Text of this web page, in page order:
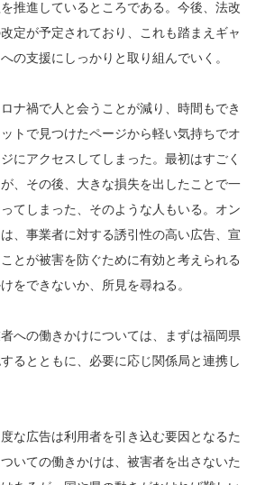
推進しているところである。今後、法改
定が予定されており、これも踏まえギャ
の支援にしっかりと取り組んでいく。
禍で人と会うことが減り、時間もでき
トで見つけたページから軽い気持ちでオ
にアクセスしてしまった。最初はすごく
、その後、大きな損失を出したことで一
てしまった、そのような人もいる。オン
、事業者に対する誘引性の高い広告、宣
とが被害を防ぐために有効と考えられる
をできないか、所見を尋ねる。
の働きかけについては、まずは福岡県
るとともに、必要に応じ関係局と連携し
広告は利用者を引き込む要因となるた
いての働きかけは、被害者を出さないた